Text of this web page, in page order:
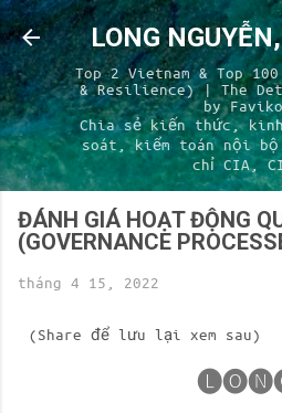
Chuyển đến nội
LONG
Top 2 Vietnam & Top
& Resilience) | The
by
Chia sẻ kiến thức, kinh
soát, kiểm toán nội
chỉ CIA,
ĐÁNH GIÁ HOẠT ĐỘNG
(GOVERNANCE
tháng 4 15, 2022
(Share để lưu lại xem sau)